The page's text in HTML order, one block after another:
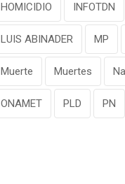
HOMICIDIO INFOTDN
LUIS ABINADER MP
Muerte Muertes
ONAMET PLD PN